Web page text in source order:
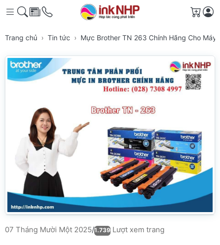
Giỏ
Trang chủ Tin tức Mực Brother TN 263 Chính Hãng Cho Máy
07 Tháng Mười Một 2025/1.739 Lượt xem trang